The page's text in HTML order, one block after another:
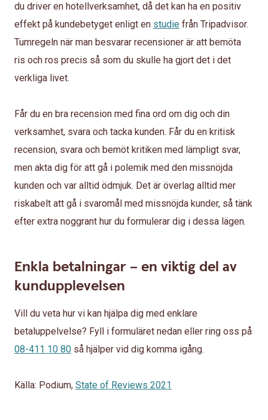
du driver en hotellverksamhet, då det kan ha en positiv
effekt på kundebetyget enligt en studie från Tripadvisor.
Tumregeln när man besvarar recensioner är att bemöta
ris och ros precis så som du skulle ha gjort det i det
verkliga livet.
Får du en bra recension med fina ord om dig och din
verksamhet, svara och tacka kunden. Får du en kritisk
recension, svara och bemöt kritiken med lämpligt svar,
men akta dig för att gå i polemik med den missnöjda
kunden och var alltid ödmjuk. Det är överlag alltid mer
riskabelt att gå i svaromål med missnöjda kunder, så tänk
efter extra noggrant hur du formulerar dig i dessa lägen.
Enkla betalningar – en viktig del av
kundupplevelsen
Vill du veta hur vi kan hjälpa dig med enklare
betaluppelvelse? Fyll i formuläret nedan eller ring oss på
08-411 10 80 så hjälper vid dig komma igång.
Källa: Podium, State of Reviews 2021